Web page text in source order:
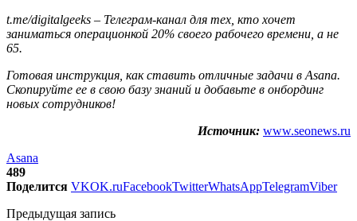
t.me/digitalgeeks – Телеграм-канал для тех, кто хочет
заниматься операционкой 20% своего рабочего времени, а не
65.
Готовая инструкция, как ставить отличные задачи в Asana.
Скопируйте ее в свою базу знаний и добавьте в онбординг
новых сотрудников!
Источник: www.seonews.ru
Asana
489
Поделится VKOK.ruFacebookTwitterWhatsAppTelegramViber
Предыдущая запись